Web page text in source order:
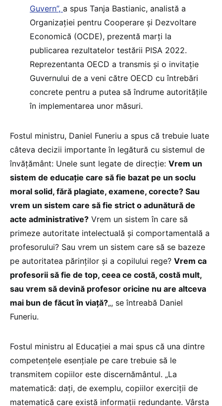
Guvern”, a spus Tanja Bastianic, analistă a
Organizației pentru Cooperare și Dezvoltare
Economică (OCDE), prezentă marți la
publicarea rezultatelor testării PISA 2022.
Reprezentanta OECD a transmis și o invitație
Guvernului de a veni către OECD cu întrebări
concrete pentru a putea să îndrume autoritățile
în implementarea unor măsuri.
Fostul ministru, Daniel Funeriu a spus că trebuie luate
câteva decizii importante în legătură cu sistemul de
învățământ: Unele sunt legate de direcție: Vrem un
sistem de educație care să fie bazat pe un soclu
moral solid, fără plagiate, examene, corecte? Sau
vrem un sistem care să fie strict o adunătură de
acte administrative? Vrem un sistem în care să
primeze autoritate intelectuală și comportamentală a
profesorului? Sau vrem un sistem care să se bazeze
pe autoritatea părinților și a copilului rege? Vrem ca
profesorii să fie de top, ceea ce costă, costă mult,
sau vrem să devină profesor oricine nu are altceva
mai bun de făcut în viață?„, se întreabă Daniel
Funeriu.
Fostul ministru al Educației a mai spus că una dintre
competențele esențiale pe care trebuie să le
transmitem copiilor este discernământul. „La
matematică: dați, de exemplu, copiilor exerciții de
matematică care există informații redundante. Vârsta